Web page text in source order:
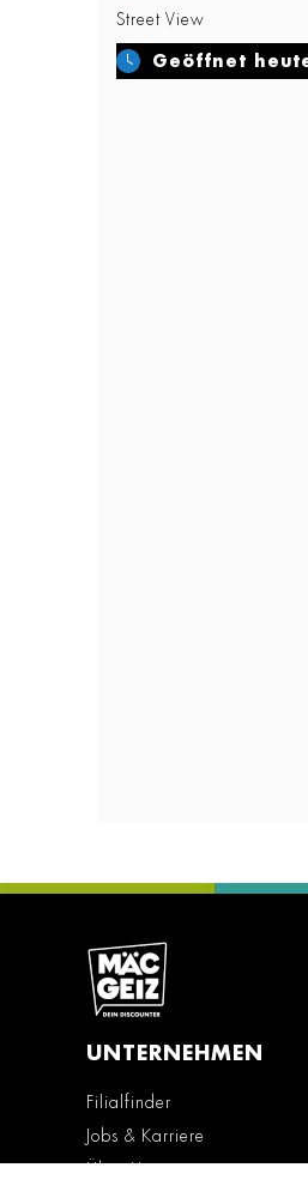
Street View
Geöffnet
UNTERNEHMEN
Filialfinder
Jobs & Karriere
Über Uns